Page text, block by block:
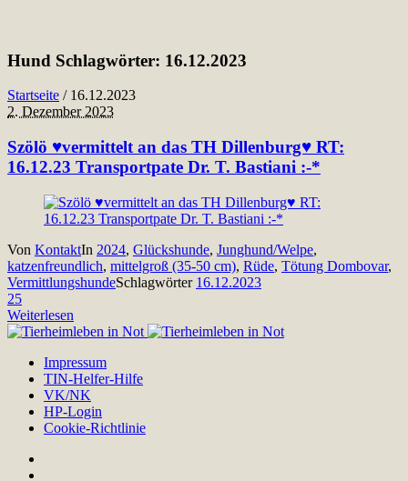
Hund Schlagwörter: 16.12.2023
Startseite / 16.12.2023
2. Dezember 2023
Szölö ♥vermittelt an das TH Dillenburg♥ RT:
16.12.23 Transportpate Dr. T. Bastiani :-*
Von KontaktIn 2024, Glückshunde, Junghund/Welpe,
katzenfreundlich, mittelgroß (35-50 cm), Rüde, Tötung Dombovar,
VermittlungshundeSchlagwörter 16.12.2023
25
Weiterlesen
Impressum
TIN-Helfer-Hilfe
VK/NK
HP-Login
Cookie-Richtlinie